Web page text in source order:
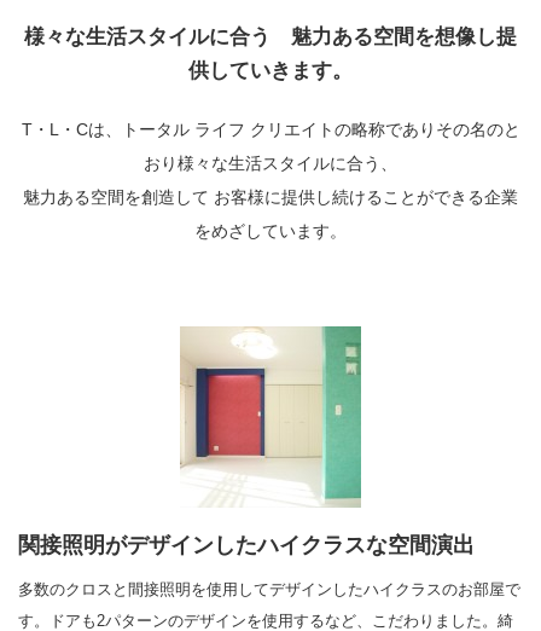
様々な生活スタイルに合う 魅力ある空間を想像し提
供していきます。
T・L・Cは、トータル ライフ クリエイトの略称でありその名のと
おり様々な生活スタイルに合う、
魅力ある空間を創造して お客様に提供し続けることができる企業
をめざしています。
関接照明がデザインしたハイクラスな空間演出
多数のクロスと間接照明を使用してデザインしたハイクラスのお部屋で
す。ドアも2パターンのデザインを使用するなど、こだわりました。綺